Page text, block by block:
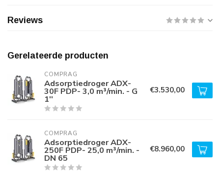
Reviews
Gerelateerde producten
COMPRAG
Adsorptiedroger ADX-
30F PDP- 3,0 m³/min. - G
1''
€3.530,00
COMPRAG
Adsorptiedroger ADX-
250F PDP- 25,0 m³/min. -
DN 65
€8.960,00